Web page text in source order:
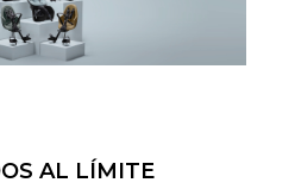
AL LÍMITE